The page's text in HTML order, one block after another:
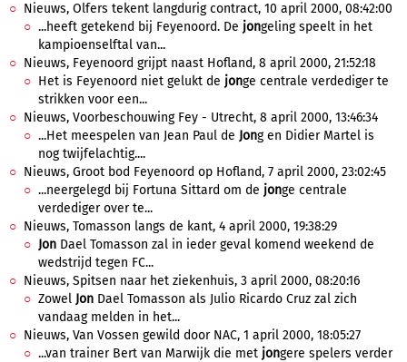
Nieuws, Olfers tekent langdurig contract, 10 april 2000, 08:42:00
...heeft getekend bij Feyenoord. De jongeling speelt in het
kampioenselftal van...
Nieuws, Feyenoord grijpt naast Hofland, 8 april 2000, 21:52:18
Het is Feyenoord niet gelukt de jonge centrale verdediger te
strikken voor een...
Nieuws, Voorbeschouwing Fey - Utrecht, 8 april 2000, 13:46:34
...Het meespelen van Jean Paul de Jong en Didier Martel is
nog twijfelachtig....
Nieuws, Groot bod Feyenoord op Hofland, 7 april 2000, 23:02:45
...neergelegd bij Fortuna Sittard om de jonge centrale
verdediger over te...
Nieuws, Tomasson langs de kant, 4 april 2000, 19:38:29
Jon Dael Tomasson zal in ieder geval komend weekend de
wedstrijd tegen FC...
Nieuws, Spitsen naar het ziekenhuis, 3 april 2000, 08:20:16
Zowel Jon Dael Tomasson als Julio Ricardo Cruz zal zich
vandaag melden in het...
Nieuws, Van Vossen gewild door NAC, 1 april 2000, 18:05:27
...van trainer Bert van Marwijk die met jongere spelers verder